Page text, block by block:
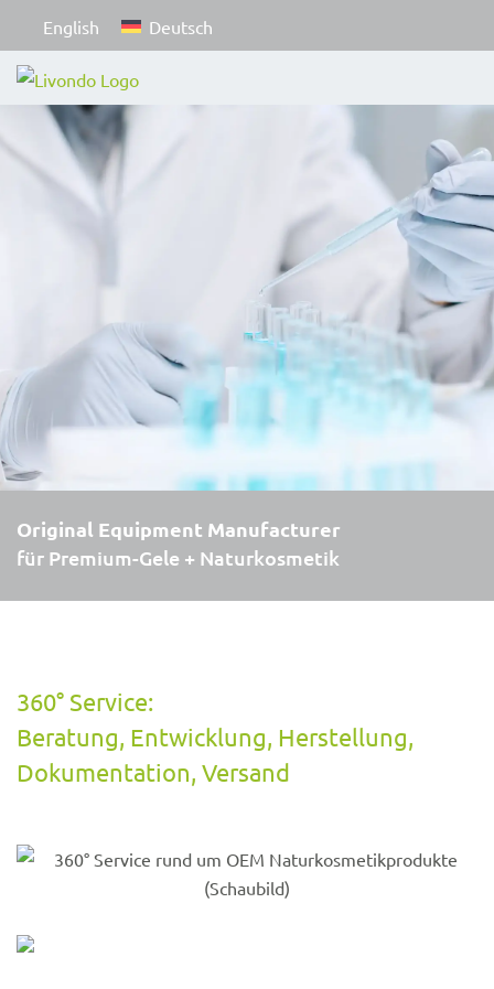
English Deutsch
Original Equipment Manufacturer
für Premium-Gele + Naturkosmetik
360° Service:
Beratung, Entwicklung, Herstellung,
Dokumentation, Versand